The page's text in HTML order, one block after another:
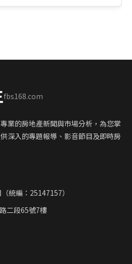
fbs168.com
業的房地產新聞與市場分析，為您掌
深入的專題報導、影音節目及即時房
統編：25147157）
二段65號7樓